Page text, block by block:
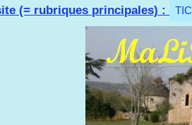
(= rubriques principales) : TIC